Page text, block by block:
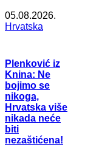
05.08.2026.
Hrvatska
Plenković iz
Knina: Ne
bojimo se
nikoga,
Hrvatska više
nikada neće
biti
nezaštićena!